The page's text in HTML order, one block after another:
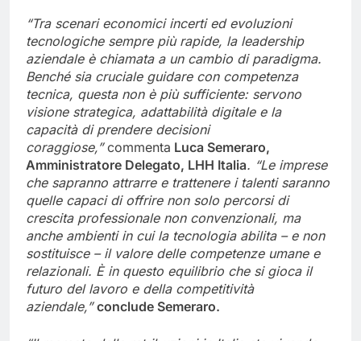
“Tra scenari economici incerti ed evoluzioni
tecnologiche sempre più rapide, la leadership
aziendale è chiamata a un cambio di paradigma.
Benché sia cruciale guidare con competenza
tecnica, questa non è più sufficiente: servono
visione strategica, adattabilità digitale e la
capacità di prendere decisioni
coraggiose,”commenta Luca Semeraro,
Amministratore Delegato, LHH Italia. “Le imprese
che sapranno attrarre e trattenere i talenti saranno
quelle capaci di offrire non solo percorsi di
crescita professionale non convenzionali, ma
anche ambienti in cui la tecnologia abilita – e non
sostituisce – il valore delle competenze umane e
relazionali. È in questo equilibrio che si gioca il
futuro del lavoro e della competitività
aziendale,”conclude Semeraro.